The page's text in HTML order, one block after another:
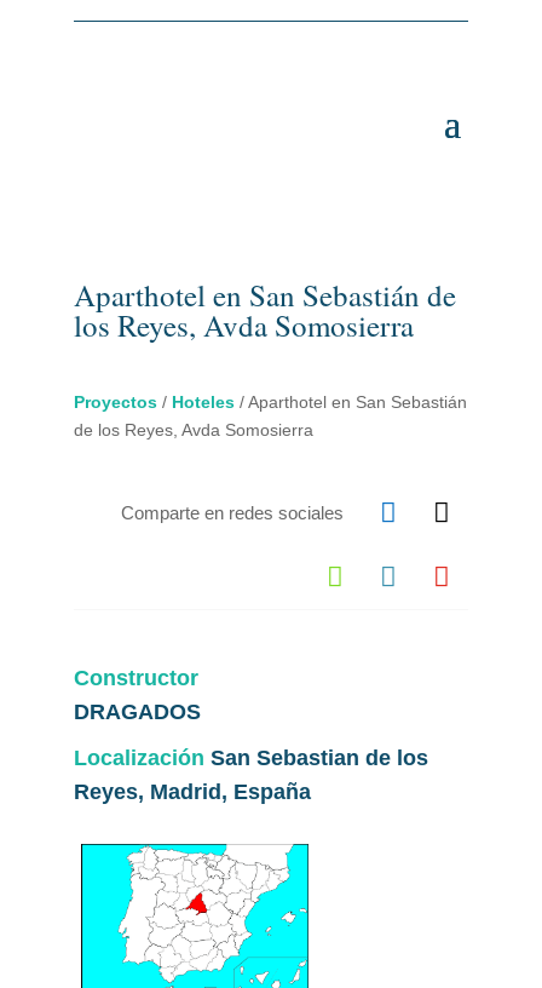
Aparthotel en San Sebastián de
los Reyes, Avda Somosierra
Proyectos/ Hoteles/Aparthotel en San Sebastián
de los Reyes, Avda Somosierra
Comparte en redes sociales  
  
Constructor
DRAGADOS
Localización San Sebastian de los
Reyes, Madrid, España